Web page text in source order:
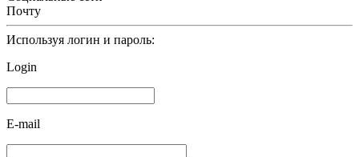
Почту
Используя логин и пароль:
Login
E-mail